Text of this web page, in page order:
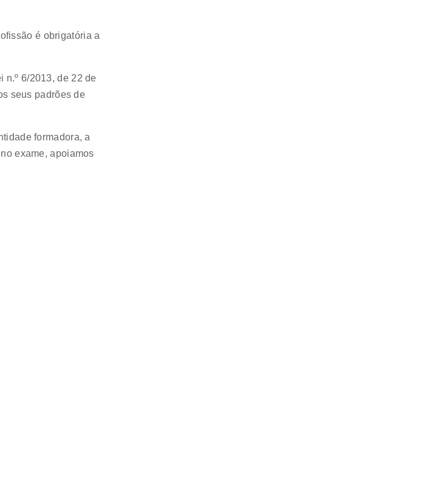
é obrigatória a
n.º 6/2013, de 22 de
seus padrões de
formadora, a
exame, apoiamos